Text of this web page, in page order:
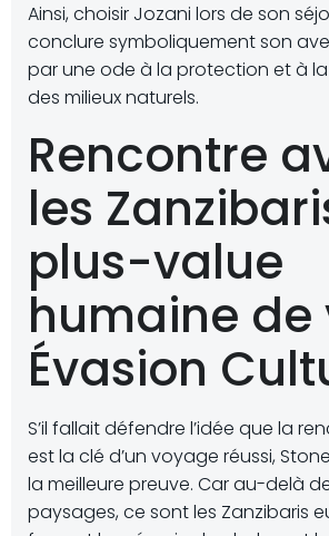
Ainsi, choisir Jozani lors de son
conclure symboliquement son
par une ode à la protection et à
des milieux naturels.
Rencontre
les
plus-value
humaine de
Évasion
S’il fallait défendre l’idée que la
est la clé d’un voyage réussi,
la meilleure preuve. Car au-delà
paysages, ce sont les Zanzibaris